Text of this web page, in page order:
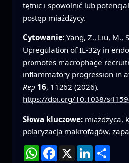
tętnic i spowolnić lub
postęp miażdżycy.
Cytowanie: Yang, Z., Liu, M.,
Upregulation of IL-32γ in
promotes macrophage
inflammatory progression in
Rep 16, 11262 (2026).
https://doi.org/10.1038/
Słowa kluczowe: miażdżyca,
polaryzacja makrofagów,
WhatsApp
Facebook
X LinkedIn
się